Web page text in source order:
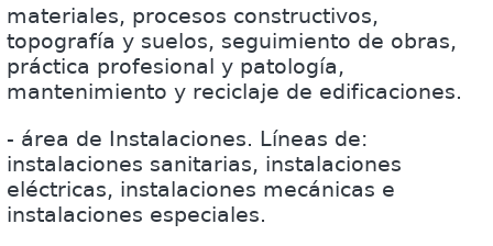
materiales, procesos constructivos,
topografía y suelos, seguimiento de obras,
práctica profesional y patología,
mantenimiento y reciclaje de edificaciones.
- área de Instalaciones. Líneas de:
instalaciones sanitarias, instalaciones
eléctricas, instalaciones mecánicas e
instalaciones especiales.